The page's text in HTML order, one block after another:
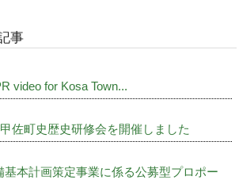
事
video for Kosa Town...
佐町史歴史研修会を開催しました
基本計画策定事業に係る公募型プロポー